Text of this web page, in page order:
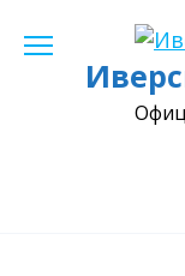
содержанию